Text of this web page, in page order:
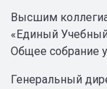
Высшим
«Единый
Общее собрание
Генеральный